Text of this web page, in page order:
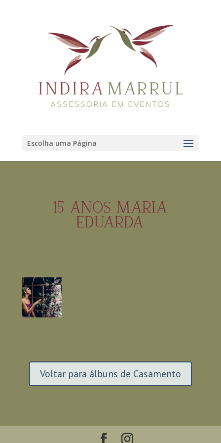
Escolha uma Página
15 ANOS MARIA
EDUARDA
Voltar para álbuns de Casamento